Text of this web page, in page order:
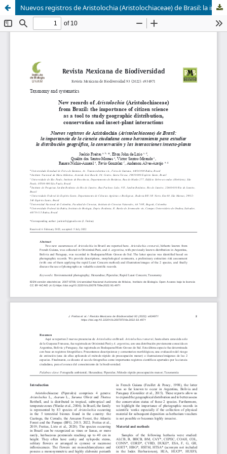
Nuevos registros de Aristolochia (Aristolochiaceae) de Brasil: la importancia de la ciencia ciudadana como herramienta para estudiar la distribución geográfica, la conservación y las interacciones insecto-planta